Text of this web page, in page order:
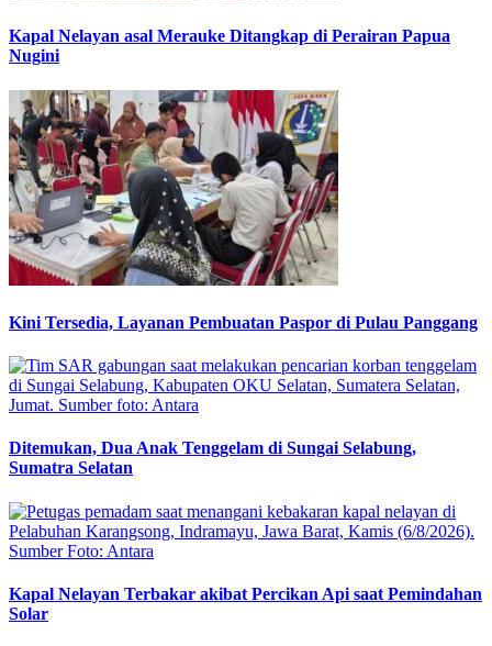
Kapal Nelayan asal Merauke Ditangkap di Perairan Papua
Nugini
Kini Tersedia, Layanan Pembuatan Paspor di Pulau Panggang
Ditemukan, Dua Anak Tenggelam di Sungai Selabung,
Sumatra Selatan
Kapal Nelayan Terbakar akibat Percikan Api saat Pemindahan
Solar